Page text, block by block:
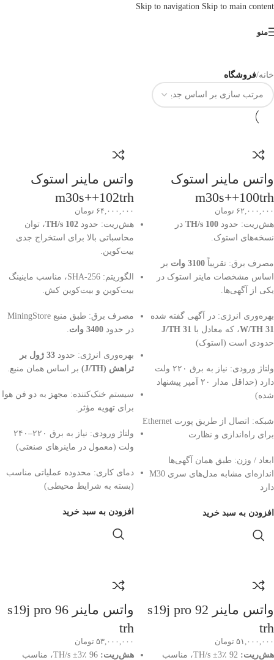
Skip to navigation Skip to main content
منو
خانه/فروشگاه
واتس ماینر استوک
m30s++100trh
۶۲,۰۰۰,۰۰۰ تومان
هش‌ریت: حدود 100 TH/s
در
نسخه‌های استوک.
مصرف برق: تقریباً 3100 وات
بر
اساس مشخصات ماینر استوک در
یکی از آگهی‌ها.
بهره‌وری انرژی: در آگهی گفته شده
31 W/TH
، که معادل با 31 J/TH
حدودی است (استوک)
ولتاژ ورودی: نیاز به برق ۲۲۰ ولت
دارد (حداقل مدار ۲۰ آمپر پیشنهاد
شده)
شبکه: اتصال از طریق پورت Ethernet
برای راه‌اندازی و نظارت
ابعاد / وزن: طبق همان آگهی‌ها
اندازه‌ای مشابه مدل‌های سری M30
دارد
افزودن به سبد خرید
واتس ماینر استوک
m30s++102trh
۶۴,۰۰۰,۰۰۰ تومان
هش‌ریت: حدود 102 TH/s
، توان
محاسباتی بالا برای استخراج جدی
بیت‌کوین.
الگوریتم: SHA‑256، مناسب ماینینگ
بیت‌کوین و بیت‌کوین کش.
مصرف برق: طبق منبع MiningStore
در حدود 3400 وات .
بهره‌وری انرژی: حدود
33 ژول بر
تراهش (J/TH)
بر اساس همان منبع.
سیستم خنک‌کننده: مجهز به دو فن هوا
برای تهویه مؤثر.
ولتاژ ورودی: نیاز به برق ۲۲۰–۲۴۰
ولت (معمول در ماینرهای صنعتی)
دمای کاری: محدوده عملیاتی مناسب
(بسته به شرایط محیطی)
افزودن به سبد خرید
واتس ماینر s19j pro 92
trh
۵۱,۰۰۰,۰۰۰ تومان
هش‌ریت:
92 TH/s ±3٪، مناسب
واتس ماینر s19j pro 96
trh
۵۳,۰۰۰,۰۰۰ تومان
هش‌ریت:
96 TH/s ±3٪، مناسب